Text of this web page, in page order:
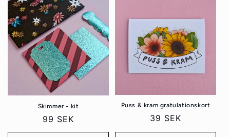
Skimmer - kit
Ordinarie
pris
99 SEK
Puss & kram gratulationskort
Ordinarie
pris
39 SEK